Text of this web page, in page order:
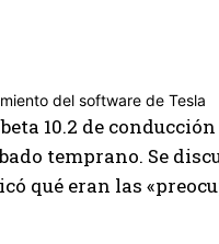
10.2 de
temprano. Se
qué eran las